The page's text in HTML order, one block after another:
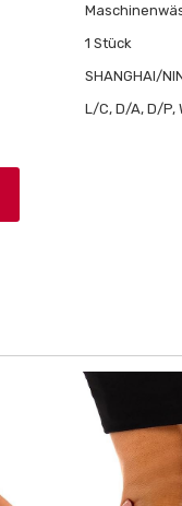
1 Stück
SHANGHAI/
L/C, D/A, D/P,